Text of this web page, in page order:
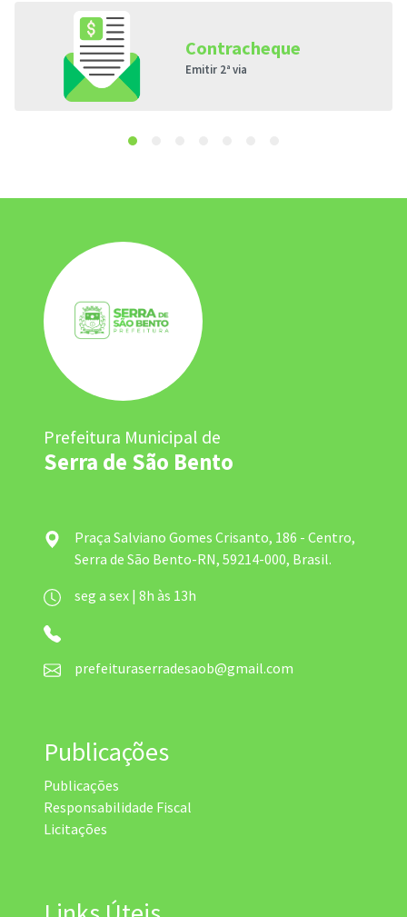
Contracheque
Emitir 2ª via
Prefeitura Municipal de
Serra de São Bento
Praça Salviano Gomes Crisanto, 186 - Centro,
Serra de São Bento-RN, 59214-000, Brasil.
seg a sex | 8h às 13h
prefeituraserradesaob@gmail.com
Publicações
Publicações
Responsabilidade Fiscal
Licitações